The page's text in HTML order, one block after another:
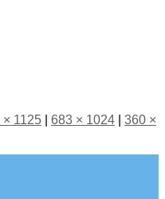
× 1125 683 × 1024
360 ×